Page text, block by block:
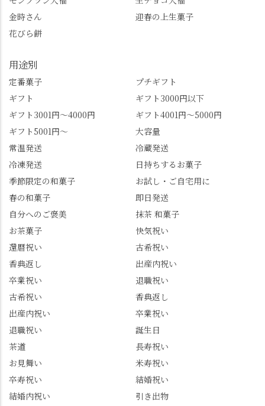
の機会に会員登録もし
てみてね。 みなさんは
この中で気になったも
すめ品ばかりです。よ
かったらぜひこの機会
北川🍡 住所 長岡京市う
ぐいす台1-3 TEL 075-
954-0400 営業時間 10:00
@mizuha_kitagawa #セン
ス長岡京 #SENSE長岡
京公式アンバサダー #み
ずは北川 私のアカウン
グルメをメインに発
信。お店選びの参考な
どにご利用いただける
の情報を詳しく知りた
い人は、下記アカウン
トもあわせてチェック
@sense_nagaokakyo 長岡
京市観光協会
@nagaokakyo_tourism ふ
書がひっくり返るよう
な再評価のお話まで聞
景、もっと知られてほ
しい！ 🍋締めは「みず
話題のレモンわらび餅
と、夏季限定・竹筒入
り水ようかん「清竹」
んな大満足の笑顔😋 さ
らに日高さんから、な
かの邸の珈琲パックと
小倉山荘のお菓子のサ
で🎁最後の最後まで"お
もてなし"の心を教えて
いただきました。 プロ
ドライバーならではの
情、お客様を飽きさせ
ない語り口…。楽しみ
ながら学びっぱなしの
のガイド活動にしっか
り活かしていきます💪
西山、ほんまにええと
こです。次はあなたを
金時さん
迎春の上生菓子
花びら餅
用途別
定番菓子
プチギフト
ギフト
ギフト3000円以下
ギフト3001円～4000円
ギフト4001円～5000円
ギフト5001円～
大容量
常温発送
冷蔵発送
冷凍発送
日持ちするお菓子
季節限定の和菓子
お試し・ご自宅用に
春の和菓子
即日発送
自分へのご褒美
抹茶 和菓子
お茶菓子
快気祝い
還暦祝い
古希祝い
香典返し
出産内祝い
卒業祝い
退職祝い
古希祝い
香典返し
出産内祝い
卒業祝い
退職祝い
誕生日
茶道
長寿祝い
お見舞い
米寿祝い
卒寿祝い
結婚祝い
結婚内祝い
引き出物